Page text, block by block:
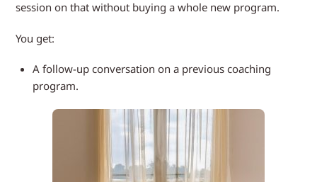
session on that without buying a whole new program.
You get:
A follow-up conversation on a previous coaching
program.